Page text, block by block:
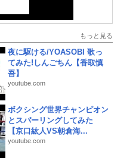
もっと見る
夜に駆ける/YOASOBI 歌っ
てみた!しんごちん【香取慎
吾】
youtube.com
ボクシング世界チャンピオン
とスパーリングしてみた
【京口紘人VS朝倉海...
youtube.com